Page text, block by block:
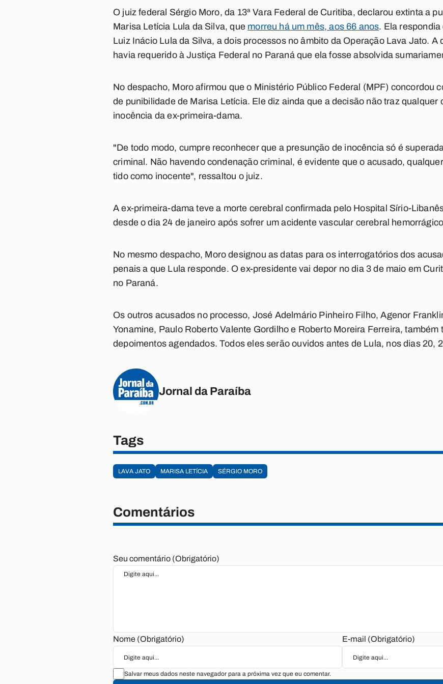
O juiz federal Sérgio Moro, da 13ª Vara Federal de Curitiba, declarou extinta a
Marisa Letícia Lula da Silva, que morreu há um mês, aos 66 anos. Ela
Luiz Inácio Lula da Silva, a dois processos no âmbito da Operação Lava Jato. A
havia requerido à Justiça Federal no Paraná que ela fosse absolvida
No despacho, Moro afirmou que o Ministério Público Federal (MPF) concordou
de punibilidade de Marisa Letícia. Ele diz ainda que a decisão não traz qualquer
inocência da ex-primeira-dama.
"De todo modo, cumpre reconhecer que a presunção de inocência só é
criminal. Não havendo condenação criminal, é evidente que o acusado,
tido como inocente", ressaltou o juiz.
A ex-primeira-dama teve a morte cerebral confirmada pelo Hospital Sírio-
desde o dia 24 de janeiro após sofrer um acidente vascular cerebral
No mesmo despacho, Moro designou as datas para os interrogatórios dos
penais a que Lula responde. O ex-presidente vai depor no dia 3 de maio em
no Paraná.
Os outros acusados no processo, José Adelmário Pinheiro Filho, Agenor
Yonamine, Paulo Roberto Valente Gordilho e Roberto Moreira Ferreira, também
depoimentos agendados. Todos eles serão ouvidos antes de Lula, nos dias 20,
Jornal da Paraíba
Tags
LAVA JATO MARISA LETÍCIA SÉRGIO MORO
Comentários
Seu comentário (Obrigatório)
Nome (Obrigatório) E-mail (Obrigatório)
Salvar meus dados neste navegador para a próxima vez que eu comentar.